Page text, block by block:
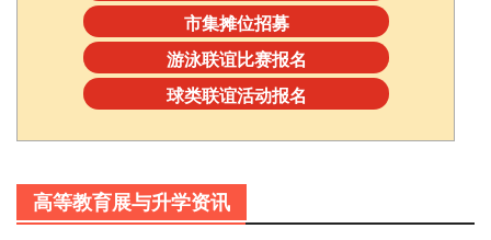
市集摊位招募
游泳联谊比赛报名
球类联谊活动报名
高等教育展与升学资讯